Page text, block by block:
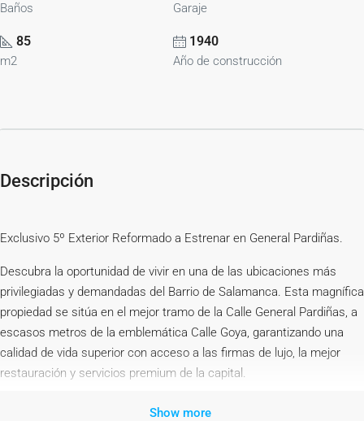
Baños Garaje
85
m2
1940
Año de construcción
Descripción
Exclusivo 5º Exterior Reformado a Estrenar en General Pardiñas.
Descubra la oportunidad de vivir en una de las ubicaciones más
privilegiadas y demandadas del Barrio de Salamanca. Esta magnífica
propiedad se sitúa en el mejor tramo de la Calle General Pardiñas, a
escasos metros de la emblemática Calle Goya, garantizando una
calidad de vida superior con acceso a las firmas de lujo, la mejor
restauración y servicios premium de la capital.
Presentamos un elegante quinto piso exterior que combina a la
Show more